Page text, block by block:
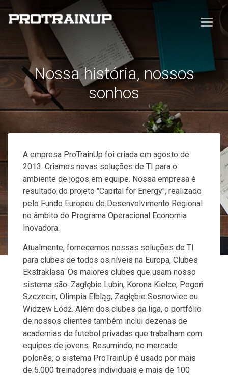
Nossa história, nossos
sonhos
A empresa ProTrainUp foi criada em agosto de
2013. Criamos novas soluções de TI para o
ambiente de jogos em equipe. Nossa empresa é
resultado do projeto "Capital for Energy", realizado
pelo Fundo Europeu de Desenvolvimento Regional
no âmbito do Programa Operacional Economia
Inovadora.
Atualmente, fornecemos nossas soluções de TI
para clubes de todos os níveis na Europa, Clubes
Ekstraklasa. Os maiores clubes que usam nosso
sistema são: Zagłębie Lubin, Korona Kielce, Pogoń
Szczecin, Olimpia Elbląg, Zagłębie Sosnowiec ou
Widzew Łódź. Além dos clubes da liga, o portfólio
de nossos clientes também inclui dezenas de
academias de futebol privadas que trabalham com
equipes de jovens. Resumindo, no mercado
polonês, o sistema ProTrainUp é usado por mais
de 5.000 treinadores individuais e mais de 100